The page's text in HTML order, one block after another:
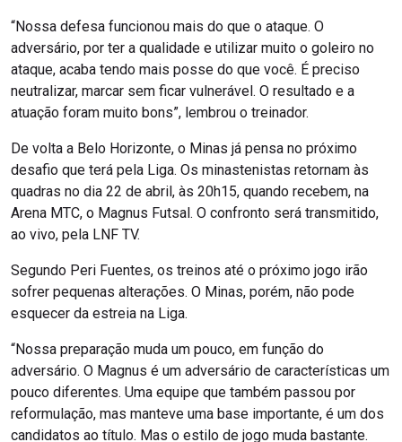
“Nossa defesa funcionou mais do que o ataque. O
adversário, por ter a qualidade e utilizar muito o goleiro no
ataque, acaba tendo mais posse do que você. É preciso
neutralizar, marcar sem ficar vulnerável. O resultado e a
atuação foram muito bons”, lembrou o treinador.
De volta a Belo Horizonte, o Minas já pensa no próximo
desafio que terá pela Liga. Os minastenistas retornam às
quadras no dia 22 de abril, às 20h15, quando recebem, na
Arena MTC, o Magnus Futsal. O confronto será transmitido,
ao vivo, pela LNF TV.
Segundo Peri Fuentes, os treinos até o próximo jogo irão
sofrer pequenas alterações. O Minas, porém, não pode
esquecer da estreia na Liga.
“Nossa preparação muda um pouco, em função do
adversário. O Magnus é um adversário de características um
pouco diferentes. Uma equipe que também passou por
reformulação, mas manteve uma base importante, é um dos
candidatos ao título. Mas o estilo de jogo muda bastante.